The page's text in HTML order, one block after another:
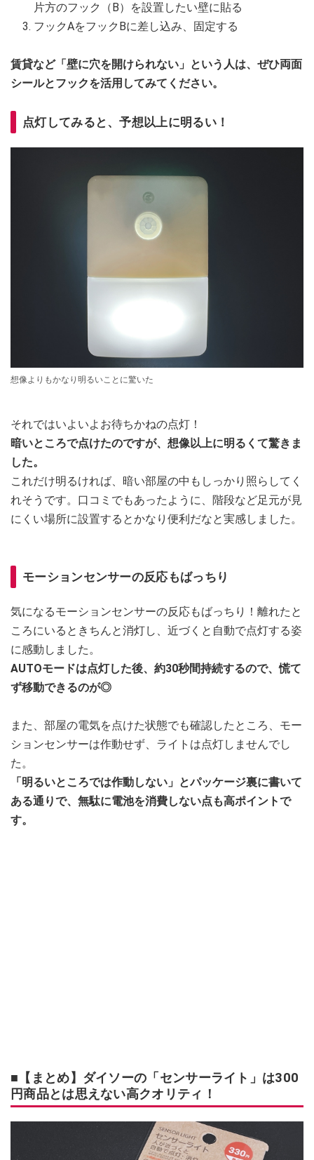
片方のフック（B）を設置したい壁に貼る
フックAをフックBに差し込み、固定する
賃貸など「壁に穴を開けられない」という人は、ぜひ両面
シールとフックを活用してみてください。
点灯してみると、予想以上に明るい！
想像よりもかなり明るいことに驚いた
それではいよいよお待ちかねの点灯！
暗いところで点けたのですが、想像以上に明るくて驚きま
した。
これだけ明るければ、暗い部屋の中もしっかり照らしてく
れそうです。口コミでもあったように、階段など足元が見
にくい場所に設置するとかなり便利だなと実感しました。
モーションセンサーの反応もばっちり
気になるモーションセンサーの反応もばっちり！離れたと
ころにいるときちんと消灯し、近づくと自動で点灯する姿
に感動しました。
AUTOモードは点灯した後、約30秒間持続するので、慌て
ず移動できるのが◎
また、部屋の電気を点けた状態でも確認したところ、モー
ションセンサーは作動せず、ライトは点灯しませんでし
た。
「明るいところでは作動しない」とパッケージ裏に書いて
ある通りで、無駄に電池を消費しない点も高ポイントで
す。
■【まとめ】ダイソーの「センサーライト」は300
円商品とは思えない高クオリティ！